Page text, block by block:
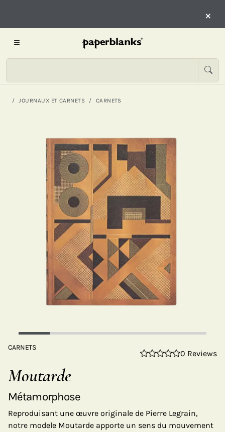
×
JOURNAUX ET CARNETS CARNETS
CARNETS
0 Reviews
Moutarde
Métamorphose
Reproduisant une œuvre originale de Pierre Legrain,
notre modele Moutarde apporte un sens du mouvement